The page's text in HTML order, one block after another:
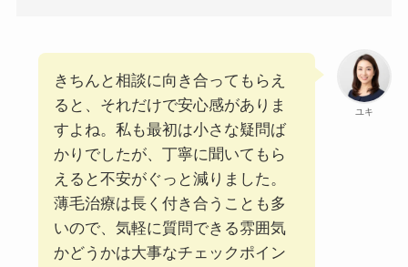
ユキ
きちんと相談に向き合ってもらえ
ると、それだけで安心感がありま
すよね。私も最初は小さな疑問ば
かりでしたが、丁寧に聞いてもら
えると不安がぐっと減りました。
薄毛治療は長く付き合うことも多
いので、気軽に質問できる雰囲気
かどうかは大事なチェックポイン